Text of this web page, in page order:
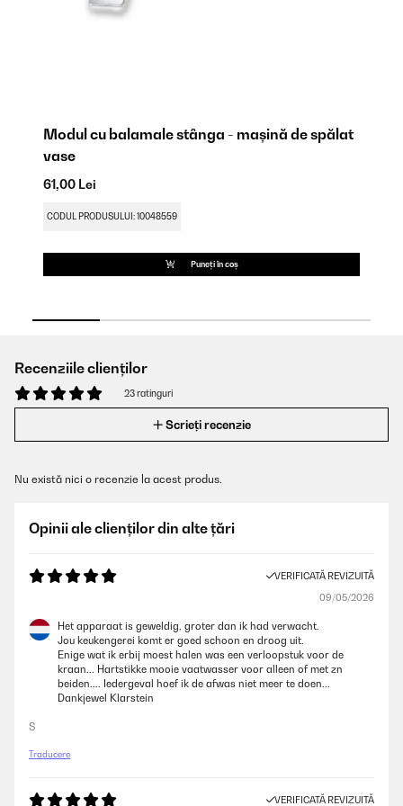
Modul cu balamale stânga - mașină de spălat
vase
61,00 Lei
CODUL PRODUSULUI: 10048559
Puneți în coș
Recenziile clienților
23 ratinguri
Scrieți recenzie
Nu există nici o recenzie la acest produs.
Opinii ale clienților din alte țări
VERIFICATĂ REVIZUITĂ
09/05/2026
Het apparaat is geweldig, groter dan ik had verwacht.
Jou keukengerei komt er goed schoon en droog uit.
Enige wat ik erbij moest halen was een verloopstuk voor de
kraan... Hartstikke mooie vaatwasser voor alleen of met zn
beiden.... Iedergeval hoef ik de afwas niet meer te doen...
Dankjewel Klarstein
S
Traducere
VERIFICATĂ REVIZUITĂ